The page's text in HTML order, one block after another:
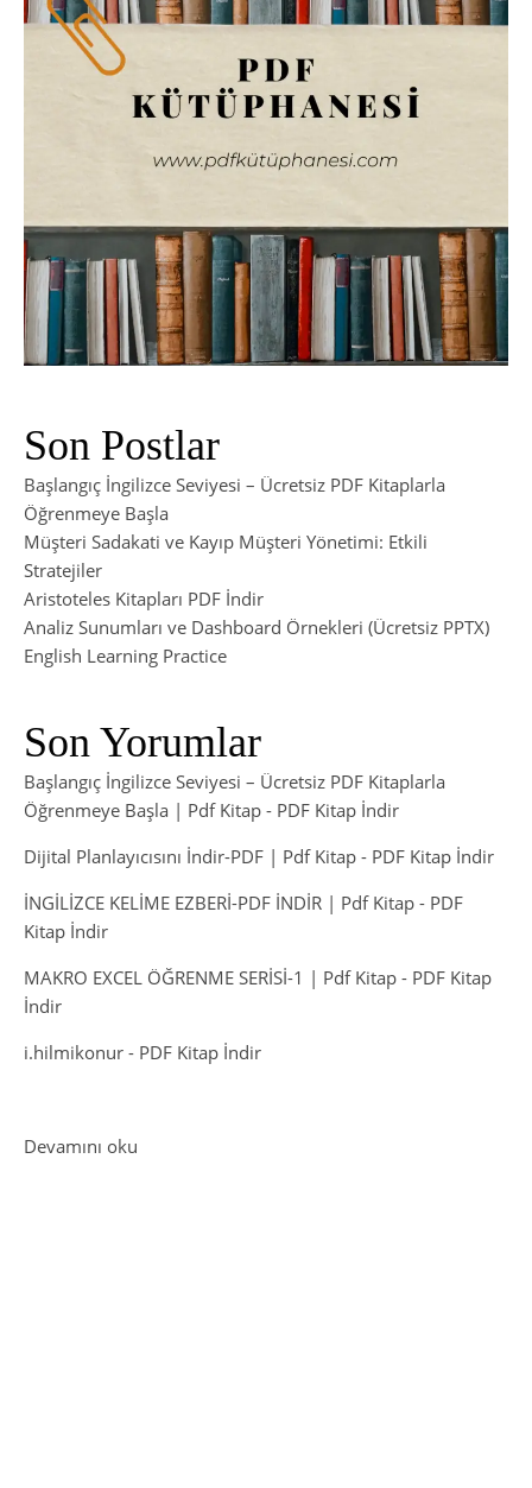
Son Postlar
Başlangıç İngilizce Seviyesi – Ücretsiz PDF Kitaplarla
Öğrenmeye Başla
Müşteri Sadakati ve Kayıp Müşteri Yönetimi: Etkili
Stratejiler
Aristoteles Kitapları PDF İndir
Analiz Sunumları ve Dashboard Örnekleri (Ücretsiz PPTX)
English Learning Practice
Son Yorumlar
Başlangıç İngilizce Seviyesi – Ücretsiz PDF Kitaplarla
Öğrenmeye Başla | Pdf Kitap - PDF Kitap İndir
Dijital Planlayıcısını İndir-PDF | Pdf Kitap - PDF Kitap İndir
İNGİLİZCE KELİME EZBERİ-PDF İNDİR | Pdf Kitap - PDF
Kitap İndir
MAKRO EXCEL ÖĞRENME SERİSİ-1 | Pdf Kitap - PDF Kitap
İndir
i.hilmikonur - PDF Kitap İndir
Devamını oku